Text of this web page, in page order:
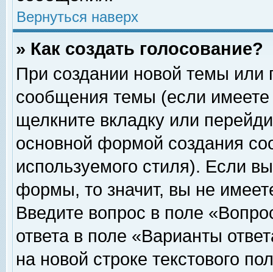
Вернуться наверх
» Как создать голосование?
При создании новой темы или
сообщения темы (если
щелкните вкладку или
основной формой создания
используемого стиля). Если
формы, то значит, вы не
Введите вопрос в поле
ответа в поле «Варианты
на новой строке текстового